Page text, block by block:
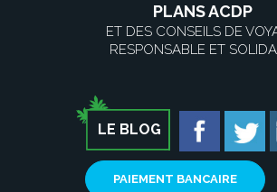
PLANS ACDP
ET DES CONSEILS DE
RESPONSABLE ET
LE BLOG
PAIEMENT BANCAIRE